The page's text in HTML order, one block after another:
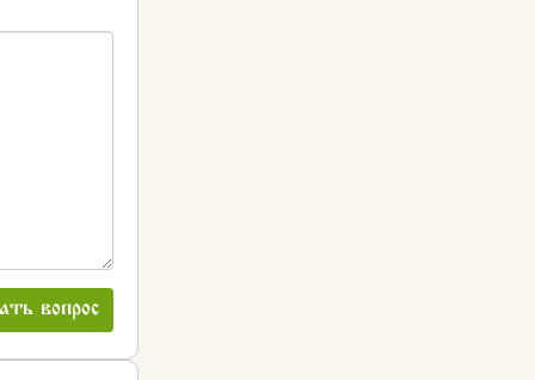
вопрос